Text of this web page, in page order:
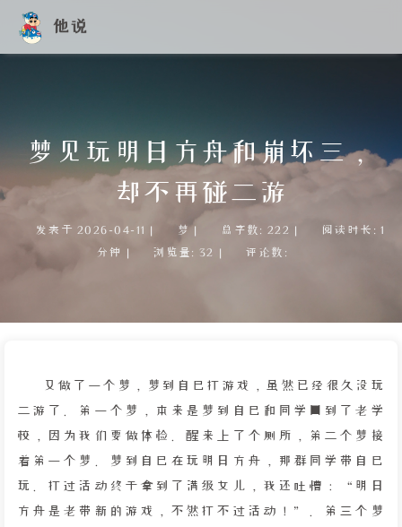
他说
梦见玩明日方舟和崩坏三，
却不再碰二游
发表于 2026-04-11 | 梦 | 总字数: 222 | 阅读时长: 1
分钟
| 浏览量: 32 | 评论数:
又做了一个梦，梦到自己打游戏，虽然已经很久没玩
二游了。第一个梦，本来是梦到自己和同学回到了老学
校，因为我们要做体检。醒来上了个厕所，第二个梦接
着第一个梦。梦到自己在玩明日方舟，那群同学带自己
玩。打过活动终于拿到了满级女儿，我还吐槽：“明日
方舟是老带新的游戏，不然打不过活动！”。第三个梦